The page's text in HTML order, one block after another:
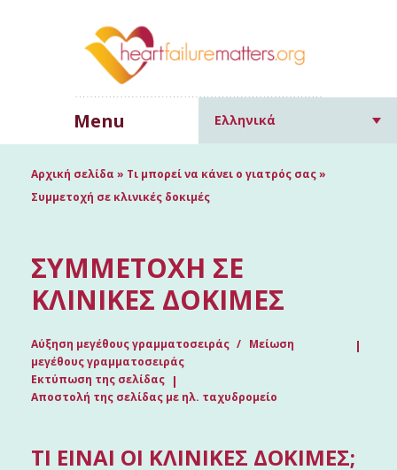
Menu Ελληνικά
Αρχική σελίδα » Τι μπορεί να κάνει ο γιατρός σας»
Συμμετοχή σε κλινικές δοκιμές
ΣΥΜΜΕΤΟΧΉ ΣΕ
ΚΛΙΝΙΚΈΣ ΔΟΚΙΜΈΣ
Αύξηση μεγέθους γραμματοσειράς
Μείωση
μεγέθους γραμματοσειράς
Εκτύπωση της σελίδας
Αποστολή της σελίδας με ηλ. ταχυδρομείο
ΤΙ ΕΊΝΑΙ ΟΙ ΚΛΙΝΙΚΈΣ ΔΟΚΙΜΈΣ;